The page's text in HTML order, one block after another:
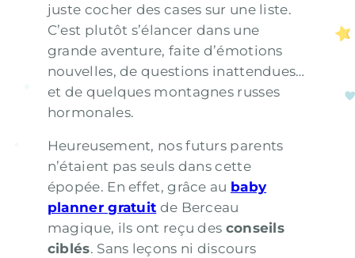
juste cocher des cases sur une liste.
C’est plutôt s’élancer dans une
grande aventure, faite d’émotions
nouvelles, de questions inattendues…
et de quelques montagnes russes
hormonales.
Heureusement, nos futurs parents
n’étaient pas seuls dans cette
épopée. En effet, grâce au baby
planner gratuit de Berceau
magique, ils ont reçu des conseils
ciblés. Sans leçons ni discours